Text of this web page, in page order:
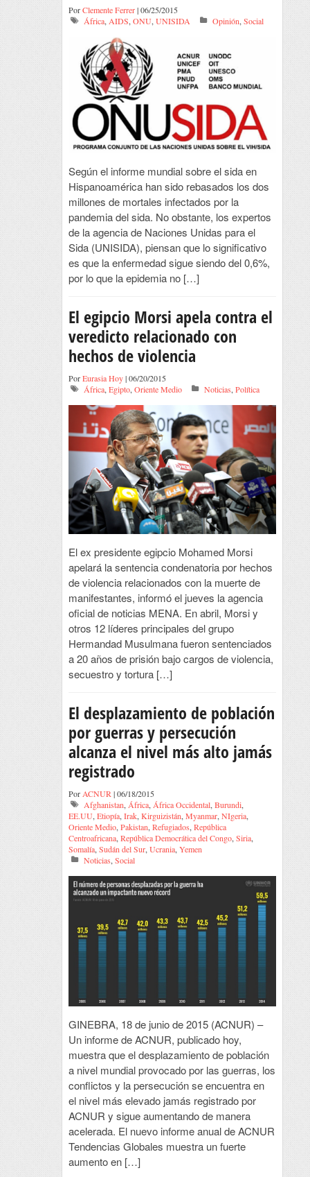
PorClemente Ferrer| 06/25/2015
África, AIDS, ONU, UNISIDA Opinión, Social
Según el informe mundial sobre el sida en
Hispanoamérica han sido rebasados los dos
millones de mortales infectados por la
pandemia del sida. No obstante, los expertos
de la agencia de Naciones Unidas para el
Sida (UNISIDA), piensan que lo significativo
es que la enfermedad sigue siendo del 0,6%,
por lo que la epidemia no […]
El egipcio Morsi apela contra el
veredicto relacionado con
hechos de violencia
PorEurasia Hoy| 06/20/2015
África, Egipto, Oriente Medio Noticias, Política
El ex presidente egipcio Mohamed Morsi
apelará la sentencia condenatoria por hechos
de violencia relacionados con la muerte de
manifestantes, informó el jueves la agencia
oficial de noticias MENA. En abril, Morsi y
otros 12 líderes principales del grupo
Hermandad Musulmana fueron sentenciados
a 20 años de prisión bajo cargos de violencia,
secuestro y tortura […]
El desplazamiento de población
por guerras y persecución
alcanza el nivel más alto jamás
registrado
Por ACNUR | 06/18/2015
Afghanistan, África, África Occidental, Burundi,
EE.UU, Etiopía, Irak, Kirguizistán, Myanmar, NIgeria,
Oriente Medio, Pakistan, Refugiados, República
Centroafricana, República Democrática del Congo, Siria,
Somalía, Sudán del Sur, Ucrania, Yemen
Noticias, Social
GINEBRA, 18 de junio de 2015 (ACNUR) –
Un informe de ACNUR, publicado hoy,
muestra que el desplazamiento de población
a nivel mundial provocado por las guerras, los
conflictos y la persecución se encuentra en
el nivel más elevado jamás registrado por
ACNUR y sigue aumentando de manera
acelerada. El nuevo informe anual de ACNUR
Tendencias Globales muestra un fuerte
aumento en […]